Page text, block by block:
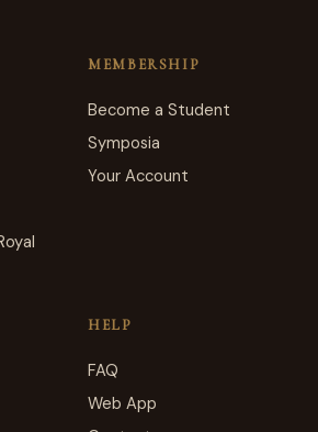
MEMBERSHIP
Become a Student
Symposia
Your Account
HELP
FAQ
Web App